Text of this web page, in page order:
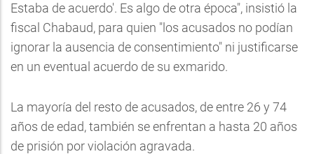
Estaba de acuerdo'. Es algo de otra época", insistió la
fiscal Chabaud, para quien "los acusados no podían
ignorar la ausencia de consentimiento" ni justificarse
en un eventual acuerdo de su exmarido.
La mayoría del resto de acusados, de entre 26 y 74
años de edad, también se enfrentan a hasta 20 años
de prisión por violación agravada.